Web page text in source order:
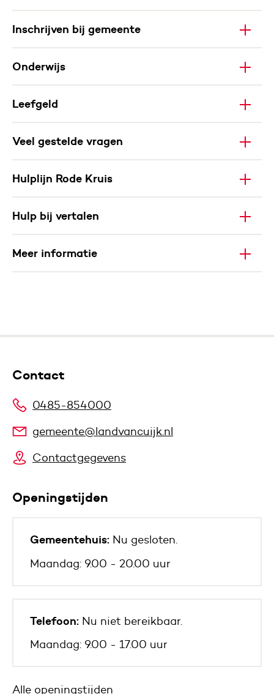
Inschrijven bij gemeente
Onderwijs
Leefgeld
Veel gestelde vragen
Hulplijn Rode Kruis
Hulp bij vertalen
Meer informatie
Contact
0485-854000
gemeente@landvancuijk.nl
Contactgegevens
Openingstijden
Gemeentehuis: Nu gesloten.
Maandag: 9.00 - 20.00 uur
Telefoon: Nu niet bereikbaar.
Maandag: 9.00 - 17.00 uur
Alle openingstijden